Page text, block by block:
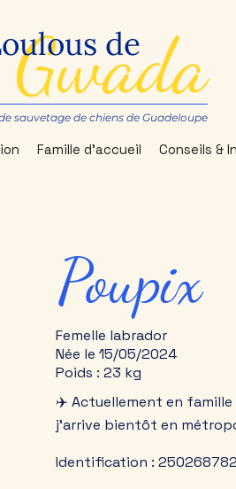
Gwada
de
sauvetage de chiens de Guadeloupe
Famille d'accueil Conseils &
Poupix
Femelle labrador
Née le 15/05/2024
Poids : 23 kg
✈️ Actuellement en famille
j'arrive bientôt en
Identification :